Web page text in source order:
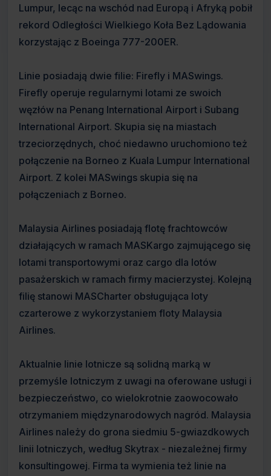
Lumpur, lecąc na wschód nad Europą i Afryką pobił
rekord Odległości Wielkiego Koła Bez Lądowania
korzystając z Boeinga 777-200ER.
Linie posiadają dwie filie: Firefly i MASwings.
Firefly operuje regularnymi lotami ze swoich
węzłów na Penang International Airport i Subang
International Airport. Skupia się na miastach
trzeciorzędnych, choć niedawno uruchomiono też
połączenie na Borneo z Kuala Lumpur International
Airport. Z kolei MASwings skupia się na
połączeniach z Borneo.
Malaysia Airlines posiadają flotę frachtowców
działających w ramach MASKargo zajmującego się
lotami transportowymi oraz cargo dla lotów
pasażerskich w ramach firmy macierzystej. Kolejną
filię stanowi MASCharter obsługująca loty
czarterowe z wykorzystaniem floty Malaysia
Airlines.
Aktualnie linie lotnicze są solidną marką w
przemyśle lotniczym z uwagi na oferowane usługi i
bezpieczeństwo, co wielokrotnie zaowocowało
otrzymaniem międzynarodowych nagród. Malaysia
Airlines należy do grona siedmiu 5-gwiazdkowych
linii lotniczych, według Skytrax - niezależnej firmy
konsultingowej. Firma ta wymienia też linie na